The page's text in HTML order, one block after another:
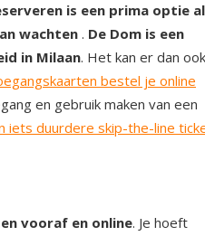
is een prima optie
wachten . De Dom is een
in Milaan. Het kan er dan ook
bestel je online
en gebruik maken van een
iets duurdere skip-the-line
vooraf en online. Je hoeft